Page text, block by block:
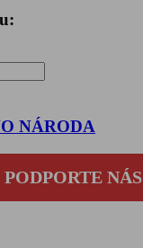
NÁRODA
PODPORTE NÁS